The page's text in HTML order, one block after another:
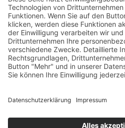
Zahlung und
Widerrufsrecht